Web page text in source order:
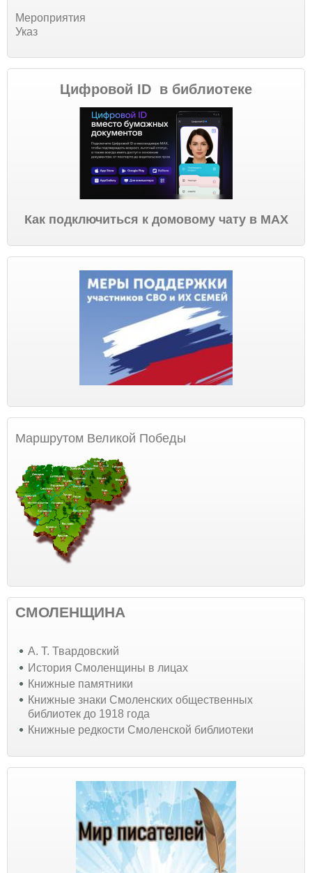
Мероприятия
Указ
Цифровой ID в библиотеке
Как подключиться к домовому чату в МАХ
Маршрутом Великой Победы
СМОЛЕНЩИНА
А. Т. Твардовский
История Смоленщины в лицах
Книжные памятники
Книжные знаки Смоленских общественных
библиотек до 1918 года
Книжные редкости Смоленской библиотеки